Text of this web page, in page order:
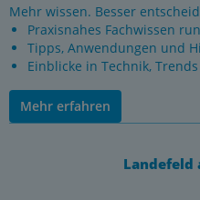
Mehr wissen. Besser
Praxisnahes Fachwissen
Tipps, Anwendungen und
Einblicke in Technik,
Mehr erfahren
Landefeld